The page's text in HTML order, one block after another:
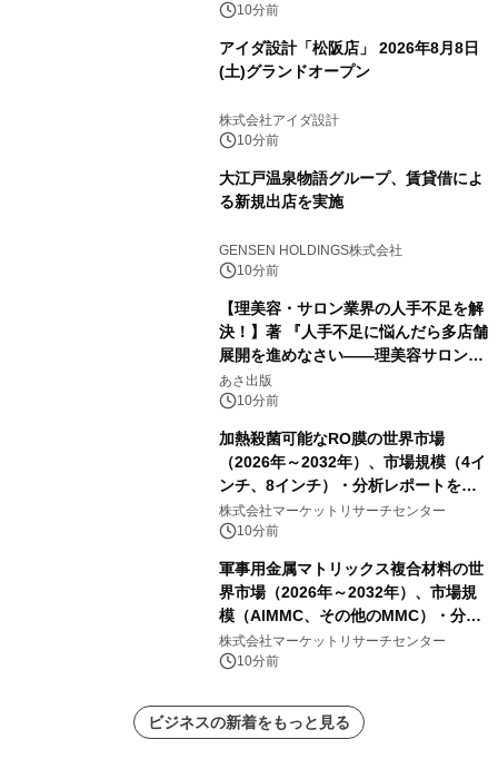
10分前
アイダ設計「松阪店」 2026年8月8日
(土)グランドオープン
株式会社アイダ設計
10分前
大江戸温泉物語グループ、賃貸借によ
る新規出店を実施
GENSEN HOLDINGS株式会社
10分前
【理美容・サロン業界の人手不足を解
決！】著 『人手不足に悩んだら多店舗
展開を進めなさい――理美容サロン
「多店舗展開」の教科書』2026年8月
24日（月）発売
あさ出版
10分前
加熱殺菌可能なRO膜の世界市場
（2026年～2032年）、市場規模（4イ
ンチ、8インチ）・分析レポートを発
表
株式会社マーケットリサーチセンター
10分前
軍事用金属マトリックス複合材料の世
界市場（2026年～2032年）、市場規
模（AlMMC、その他のMMC）・分析
レポートを発表
株式会社マーケットリサーチセンター
10分前
ビジネスの新着をもっと見る